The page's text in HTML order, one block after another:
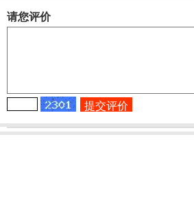
请您评价